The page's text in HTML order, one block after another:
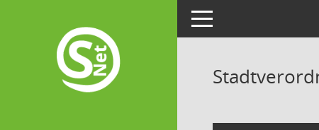
Toggle navigation